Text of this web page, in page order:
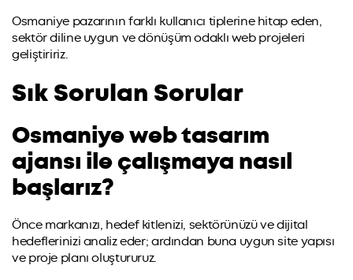
Osmaniye pazarının farklı kullanıcı tiplerine hitap eden,
sektör diline uygun ve dönüşüm odaklı web projeleri
geliştiririz.
Sık Sorulan Sorular
Osmaniye web tasarım
ajansı ile çalışmaya nasıl
başlarız?
Önce markanızı, hedef kitlenizi, sektörünüzü ve dijital
hedeflerinizi analiz eder; ardından buna uygun site yapısı
ve proje planı oluştururuz.